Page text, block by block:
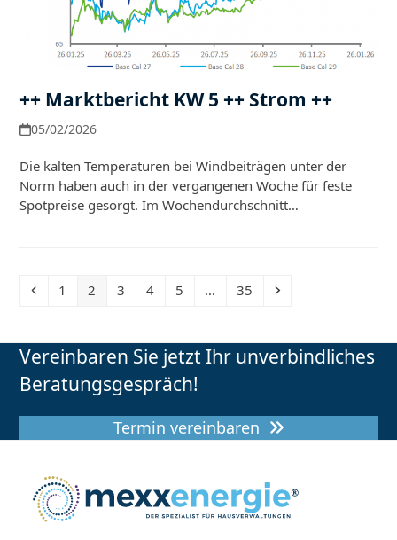
++ Marktbericht KW 5 ++ Strom ++
05/02/2026
Die kalten Temperaturen bei Windbeiträgen unter der
Norm haben auch in der vergangenen Woche für feste
Spotpreise gesorgt. Im Wochendurchschnitt…
Vorheriger
Seite
1 Seite
2 Seite
3 Seite
4 Seite
5 … Seite
35 Vorwärts
Vereinbaren Sie jetzt Ihr unverbindliches
Beratungsgespräch!
Termin vereinbaren